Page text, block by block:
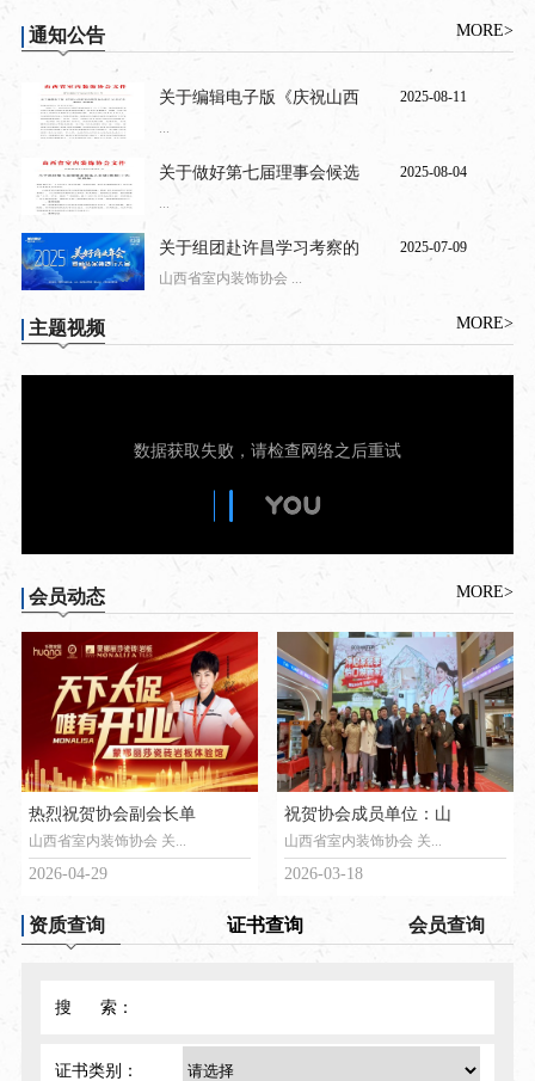
通知公告 MORE>
关于编辑电子版《庆祝山西
2025-08-11
...
关于做好第七届理事会候选
2025-08-04
...
关于组团赴许昌学习考察的
2025-07-09
山西省室内装饰协会 ...
主题视频 MORE>
会员动态 MORE>
热烈祝贺协会副会长单
山西省室内装饰协会 关...
2026-04-29
祝贺协会成员单位：山
山西省室内装饰协会 关...
2026-03-18
资质查询 证书查询 会员查询
搜 索：
证书类别：